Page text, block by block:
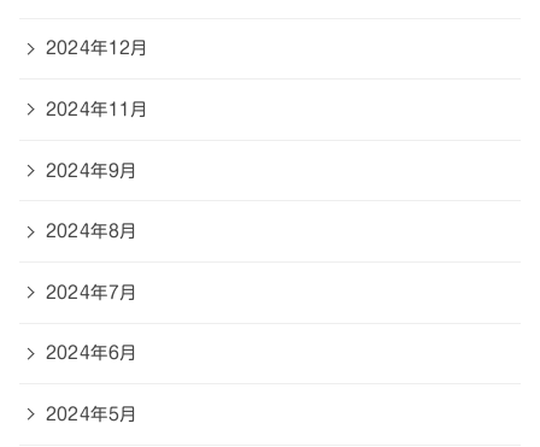
2024年12月
2024年11月
2024年9月
2024年8月
2024年7月
2024年6月
2024年5月